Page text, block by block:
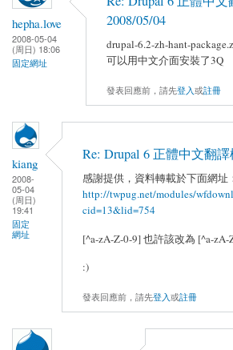
hepha.love
2008-05-04
(周日) 18:06
固定網址
2008/05/04
drupal-6.2-zh-hant-
可以用中文介面安裝了3Q
發表回應前，請先登入或註冊
kiang
2008-
05-04
(周日)
19:41
固定
網址
Re: Drupal 6 正體中文翻譯
感謝提供，資料轉載於下面網址
http://twpug.net/modules/
cid=13&lid=754
[^a-zA-Z-0-9] 也許該改為 [^a-zA-
:)
發表回應前，請先登入或註冊